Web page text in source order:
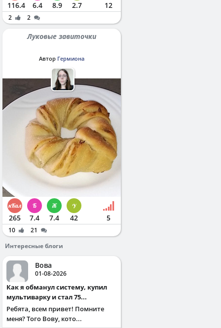
116.4 6.4 8.9 2.7 12
2 2
Луковые завиточки
Автор Гермиона
265 7.4 7.4 42 5
10
21
Интересные блоги
Вова
01-08-2026
Как я обманул систему, купил
мультиварку и стал 75...
Ребята, всем привет! Помните
меня? Того Вову, кото...